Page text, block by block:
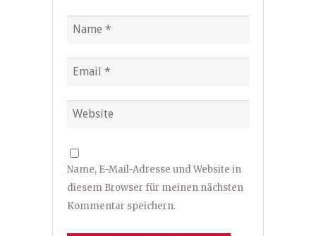
Name, E-Mail-Adresse und Website in
diesem Browser für meinen nächsten
Kommentar speichern.